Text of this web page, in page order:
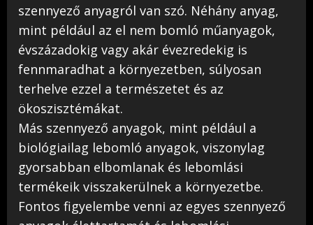
szennyező anyagról van szó. Néhány anyag,
mint például az el nem bomló műanyagok,
évszázadokig vagy akár évezredekig is
fennmaradhat a környezetben, súlyosan
terhelve ezzel a természetet és az
ökoszisztémákat.
Más szennyező anyagok, mint például a
biológiailag lebomló anyagok, viszonylag
gyorsabban elbomlanak és lebomlási
termékeik visszakerülnek a környezetbe.
Fontos figyelembe venni az egyes szennyező